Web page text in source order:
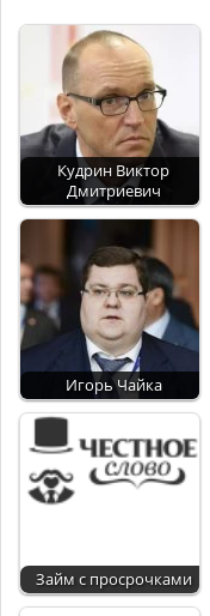
Кудрин Виктор
Дмитриевич
Игорь Чайка
Займ с просрочками